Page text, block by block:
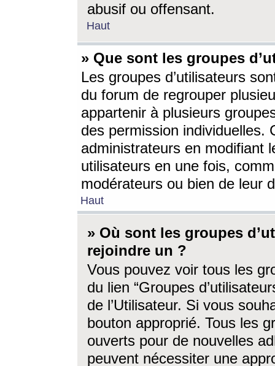
abusif ou offensant.
Haut
» Que sont les groupes
Les groupes d’utilisateurs
du forum de regrouper
appartenir à plusieurs
des permission individuelles.
administrateurs en modifiant
utilisateurs en une fois,
modérateurs ou bien de leur
Haut
» Où sont les groupes
rejoindre un ?
Vous pouvez voir tous les
du lien “Groupes
de l’Utilisateur. Si vous
bouton approprié. Tous les
ouverts pour de nouvelles
peuvent nécessiter une